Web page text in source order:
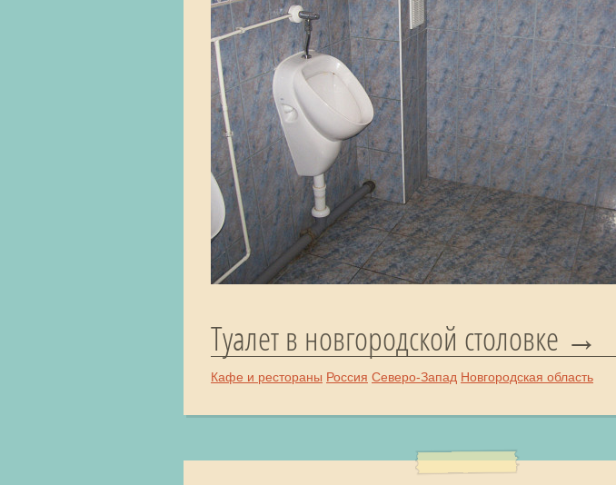
Туалет в новгородской столовке
Кафе и рестораны Россия Северо-Запад Новгородская область